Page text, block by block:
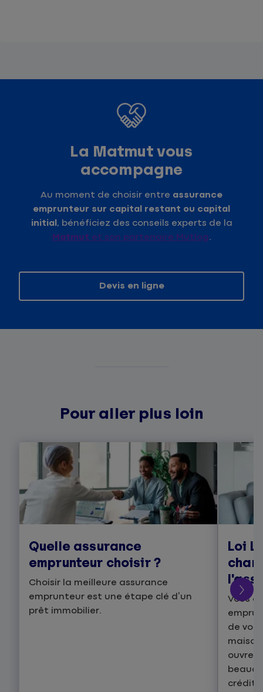
La Matmut vous
accompagne
Au moment de choisir entre assurance
emprunteur sur capital restant ou capital
initial , bénéficiez des conseils experts de la
Matmut et son partenaire Mutlog.
Devis en ligne
Pour aller plus loin
Quelle assurance
emprunteur choisir ?
Choisir la meilleure assurance
emprunteur est une étape clé d’un
prêt immobilier.
Loi
Vous
de
ouvre
crédit